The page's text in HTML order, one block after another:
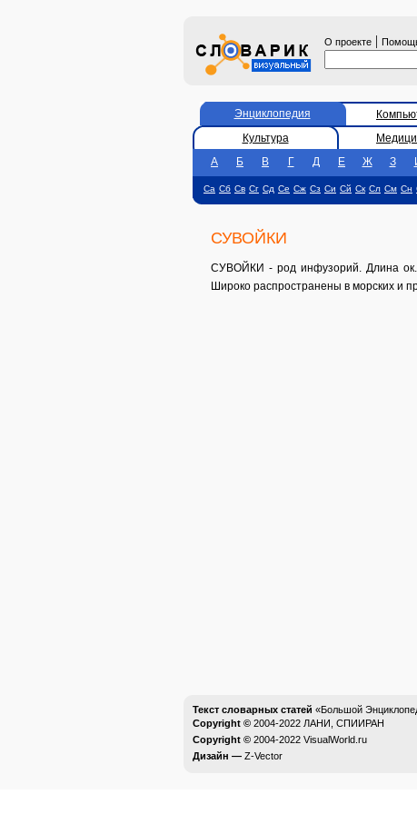
О проекте |
Энциклопедия
Культура
А
Б В Г Д Е Ж З
Са Сб Св Сг Сд Се Сж Сз Си Сй Ск Сл См Сн
СУВОЙКИ
СУВОЙКИ - род инфузорий. Длина ок.
Широко распространены в морских и
Текст словарных статей «Большой
Copyright © 2004-2022 ЛАНИ, СПИИРАН
Copyright © 2004-2022 VisualWorld.ru
Дизайн — Z-Vector